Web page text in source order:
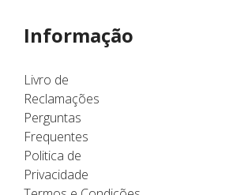
Informação
Livro de
Reclamações
Perguntas
Frequentes
Politica de
Privacidade